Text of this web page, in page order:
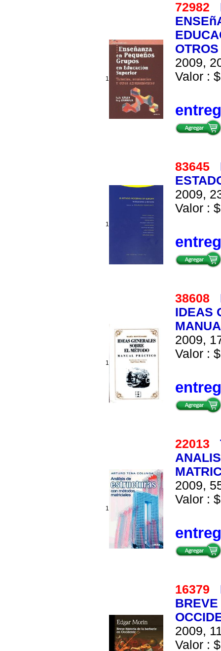
1
72982
2009,
Valor :
1
83645
2009,
Valor :
1
38608
IDEAS
2009,
Valor :
1
22013
2009,
Valor :
16379
2009,
Valor :